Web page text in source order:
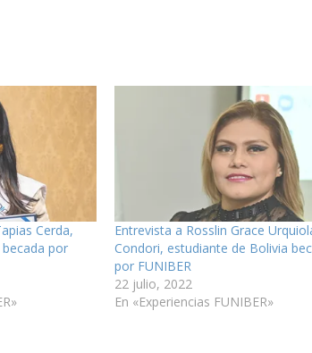
Cerda,
por
Entrevista a Rosslin Grace
Condori, estudiante de Bolivia
por FUNIBER
22 julio, 2022
En «Experiencias FUNIBER»